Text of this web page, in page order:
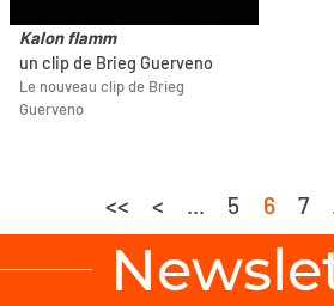
Kalon flamm
un clip de Brieg Guerveno
Le nouveau clip de Brieg
Guerveno
<< < ... 5 6 7